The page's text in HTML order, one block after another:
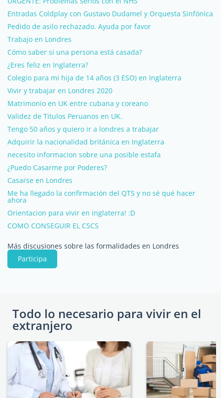
Entradas Coldplay con Gustavo Dudamel y Orquesta Sinfónica
Pedido de asilo rechazado. Ayuda por favor
Trabajo en Londres
Cómo saber si una persona está casada?
¿Eres feliz en Inglaterra?
Colegio para mi hija de 14 años (3 ESO) en Inglaterra
Vivir y trabajar en Londres 2020
Matrimonio en UK entre cubana y coreano
Validez de Titulos Peruanos en UK.
Tengo 50 años y quiero ir a londres a trabajar
Adquirir la nacionalidad británica en Inglaterra
necesito informacion sobre una posible estafa
¿Puedo Casarme por Poderes?
Casarse en Londres
Me ha llegado la confirmación del QTS y no sé qué hacer
ahora
Orientacion para vivir en inglaterra! :D
COMO CONSEGUIR EL CSCS
Más discusiones sobre las formalidades en Londres
Participa
Todo lo necesario para vivir en el
extranjero